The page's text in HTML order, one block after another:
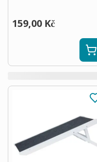
159,00 Kč